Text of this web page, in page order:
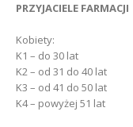
PRZYJACIELE FARMACJI
Kobiety:
K1 – do 30 lat
K2 – od 31 do 40 lat
K3 – od 41 do 50 lat
K4 – powyżej 51 lat